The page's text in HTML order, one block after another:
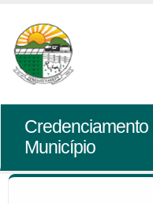
Município